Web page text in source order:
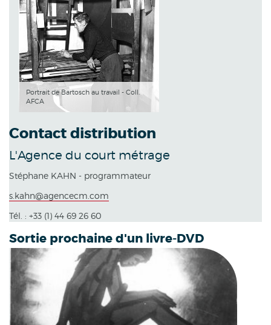
Portrait de Bartosch au travail - Coll.
AFCA
Contact distribution
L'Agence du court métrage
Stéphane KAHN - programmateur
s.kahn@agencecm.com
Tél. : +33 (1) 44 69 26 60
Sortie prochaine d'un livre-DVD